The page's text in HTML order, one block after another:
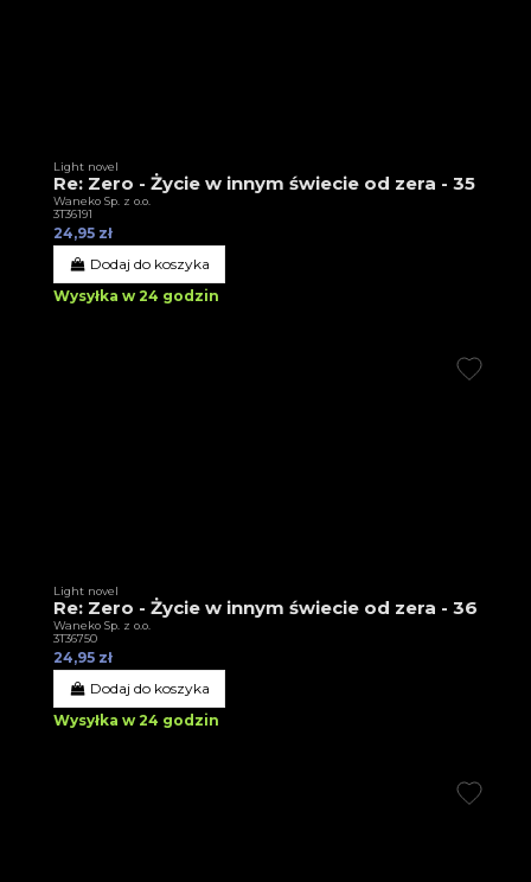
Light novel
Re: Zero - Życie w innym świecie od zera - 35
Waneko Sp. z o.o.
3T36191
24,95 zł
Dodaj do koszyka
Wysyłka w 24 godzin
Light novel
Re: Zero - Życie w innym świecie od zera - 36
Waneko Sp. z o.o.
3T36750
24,95 zł
Dodaj do koszyka
Wysyłka w 24 godzin